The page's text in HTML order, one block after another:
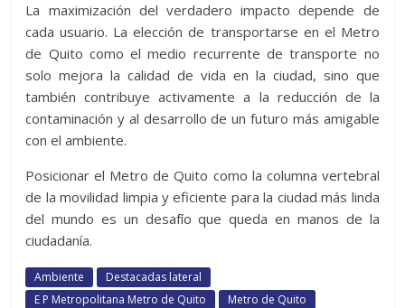
La maximización del verdadero impacto depende de
cada usuario. La elección de transportarse en el Metro
de Quito como el medio recurrente de transporte no
solo mejora la calidad de vida en la ciudad, sino que
también contribuye activamente a la reducción de la
contaminación y al desarrollo de un futuro más amigable
con el ambiente.
Posicionar el Metro de Quito como la columna vertebral
de la movilidad limpia y eficiente para la ciudad más linda
del mundo es un desafío que queda en manos de la
ciudadanía.
Ambiente
Destacadas lateral
E P Metropolitana Metro de Quito
Metro de Quito